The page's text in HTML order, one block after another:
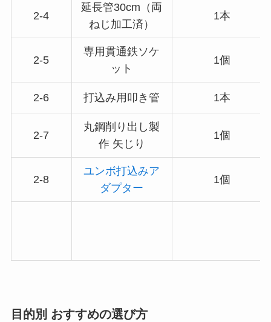
2-4
延長管30cm（両
ねじ加工済）
1本
2-5
専用貫通鉄ソケ
ット
1個
2-6 打込み用叩き管 1本
2-7
丸鋼削り出し製
作 矢じり
1個
2-8
ユンボ打込みア
ダプター
1個
目的別 おすすめの選び方